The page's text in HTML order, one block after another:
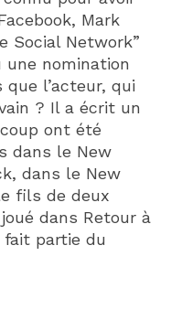
Mark
Social Network”
une nomination
que l’acteur, qui
? Il a écrit un
ont été
dans le New
dans le New
fils de deux
dans Retour à
fait partie du